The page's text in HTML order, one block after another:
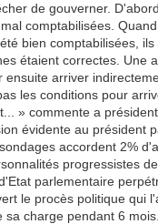
de gouverner.
comptabilisées.
bien comptabilisées,
étaient correctes. Une
ensuite arriver
les conditions pour
» commente a
évidente au président
accordent 2%
progressistes
parlementaire
le procès politique qui
sa charge pendant 6 mois.